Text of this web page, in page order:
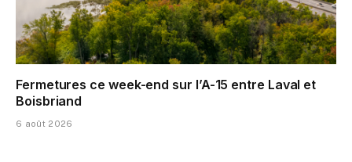
Fermetures ce week-end sur l’A-15 entre Laval et
Boisbriand
6 août 2026